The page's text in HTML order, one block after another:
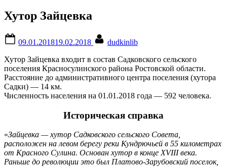
Хутор Зайцевка
on
09.01.201819.02.2018
dudkinlib
Хутор Зайцевка входит в состав Садковского сельского
поселения Красносулинского района Ростовской области.
Расстояние до административного центра поселения (хутора
Садки) — 14 км.
Численность населения на 01.01.2018 года — 592 человека.
Историческая справка
«Зайцевка — хутор Садковского сельского Совета,
расположен на левом берегу реки Кундрючьей в 55 километрах
от Красного Сулина. Основан хутор в конце XVIII века.
Раньше до революции это был Платово-Зарубовский поселок,